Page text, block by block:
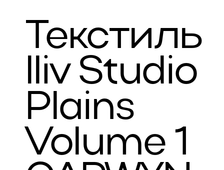
Текстиль
Iliv Studio
Plains
Volume 1